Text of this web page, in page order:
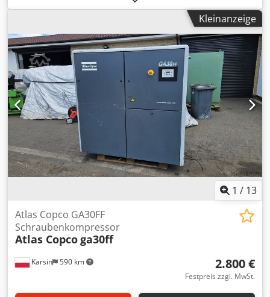
Luft, Kaeser CSD 122 SFC Schraubenkompressor
eingebauter Inverter 2,2-10,5m3/min, 75kW, 8,5bar
Hersteller: Kaeser Dodpfjt A Uyuox Actsck Typ: CSD 122 SFC
Baujahr: 2006 Betriebsdruck: max. 8,5 bar Leistung: 75 kW
Kapazität: 2,2 - 10,5 m3/min Betriebsstunden: 96244 h
(Letzte Wartung: 88854 h) Aufnahmemaße: 1100 x 2200 x
1900 mm Nettogewicht: 1600 kg
Kleinanzeige
1 / 13
Karsin 590 km
Atlas Copco GA30FF
Schraubenkompressor
Atlas Copcoga30ff
2.800 €
Festpreis zzgl. MwSt.